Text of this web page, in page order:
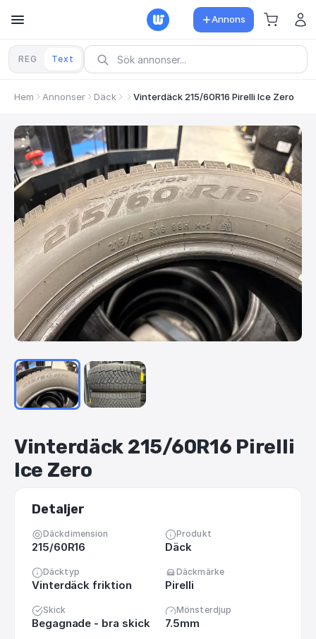
Annons
REG Text
Hem Annonser Däck Vinterdäck 215/60R16 Pirelli Ice Zero
Vinterdäck 215​/​60R16 Pirelli
Ice Zero
Detaljer
Däckdimension
215/60R16
Produkt
Däck
Däcktyp
Vinterdäck friktion
Däckmärke
Pirelli
Skick
Begagnade - bra skick
Mönsterdjup
7.5mm